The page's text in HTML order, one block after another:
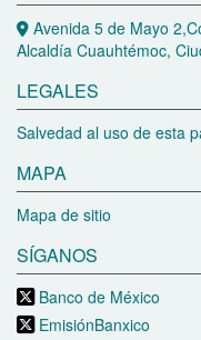
Avenida 5 de Mayo
Alcaldía Cuauhtémoc,
LEGALES
Salvedad al uso de esta
MAPA
Mapa de sitio
SÍGANOS
Banco de México
EmisiónBanxico